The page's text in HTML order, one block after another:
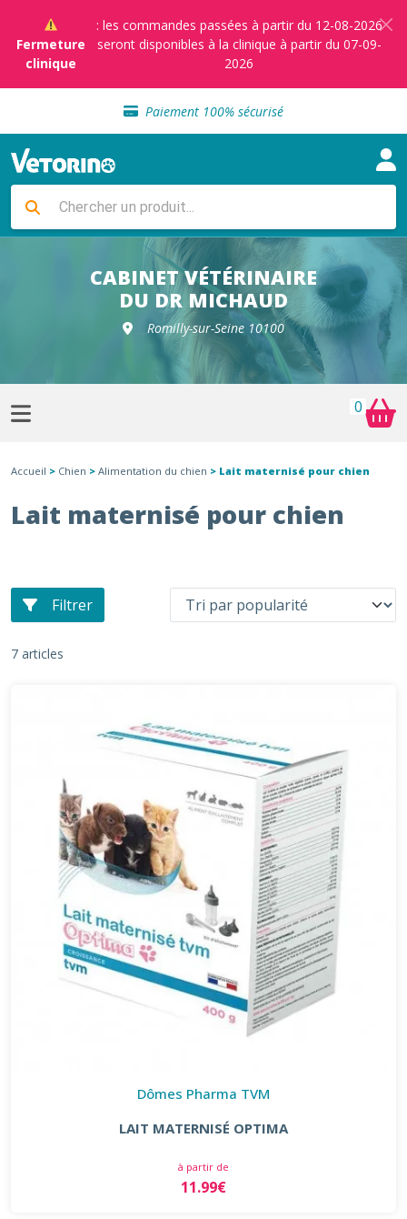
Fermeture
clinique
: les commandes passées à partir du 12-08-2026
seront disponibles à la clinique à partir du 07-09-
2026
Sélection de croquettes vétérinaire
Paiement 100% sécurisé
Livraison gratuite en clinique vétérinaire
Sélection de croquettes vétérinaire
Livraison gratuite en clinique vétérinaire
Retour gratuit en clinique
Sélection de croquettes vétérinaire
CABINET VÉTÉRINAIRE
DU DR MICHAUD
Romilly-sur-Seine 10100
0
Accueil > Chien > Alimentation du chien > Lait maternisé pour chien
Lait maternisé pour chien
Filtrer
7 articles
Dômes Pharma TVM
LAIT MATERNISÉ OPTIMA
à partir de
11.99€